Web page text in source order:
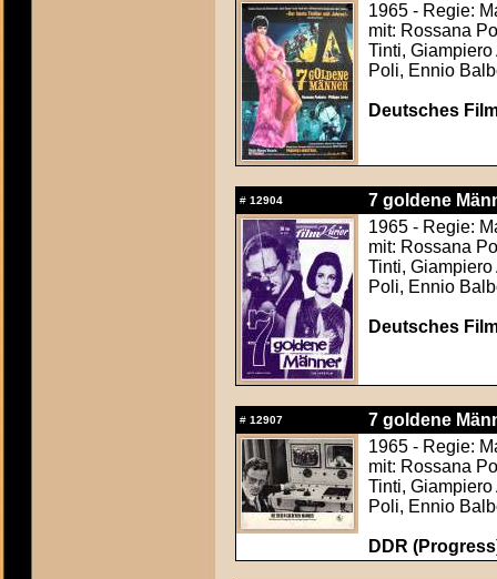
1965 - Regie:
mit: Rossana
Tinti,
Poli, Ennio
Deutsches
# 12904
7 goldene
1965 - Regie:
mit: Rossana
Tinti,
Poli, Ennio
Deutsches
# 12907
7 goldene
1965 - Regie:
mit: Rossana
Tinti,
Poli, Ennio
DDR